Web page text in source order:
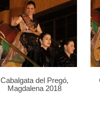
Cabalgata del Pregó,
Magdalena 2018